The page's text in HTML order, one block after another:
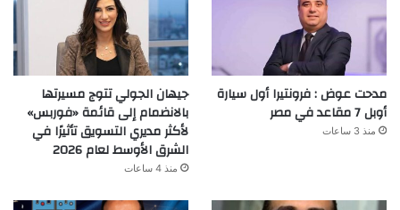
مدحت عوض : فرونتيرا أول سيارة
أوبل 7 مقاعد في مصر
منذ 3 ساعات
جيهان الجولي تتوج مسيرتها
بالانضمام إلى قائمة «فوربس»
لأكثر مديري التسويق تأثيرًا في
الشرق الأوسط لعام 2026
منذ 4 ساعات